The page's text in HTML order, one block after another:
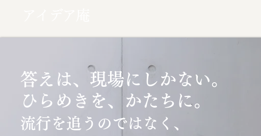
ひらめきを、かたちに。
答えは、現場にしかない。
流行を追うのではなく、